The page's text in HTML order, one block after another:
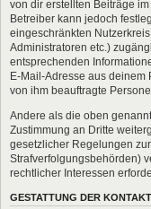
von dir erstellten Beiträge
Betreiber kann jedoch
eingeschränkten
Administratoren etc.)
entsprechenden
E-Mail-Adresse aus deinem
von ihm beauftragte
Andere als die oben
Zustimmung an Dritte
gesetzlicher Regelungen
Strafverfolgungsbehörden)
rechtlicher Interessen
GESTATTUNG DER